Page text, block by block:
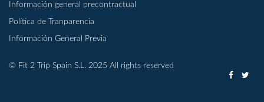
Información general precontractual
Política de Tranparencia
Información General Previa
© Fit 2 Trip Spain S.L. 2025 All rights reserved